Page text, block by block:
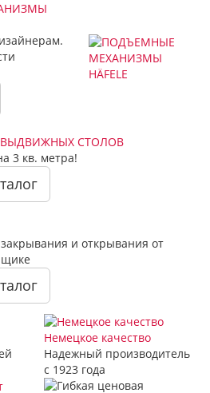
СТОЛОВ
3 кв. метра!
и открывания от
Немецкое качество
Надежный производитель
с 1923 года